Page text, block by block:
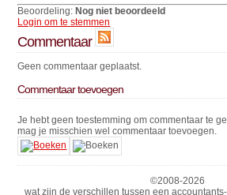
Beoordeling:Nog niet beoordeeld
Login om te stemmen
Commentaar
Geen commentaar geplaatst.
Commentaar toevoegen
Je hebt geen toestemming om commentaar te
mag je misschien wel commentaar toevoegen.
©2008-2026
wat zijn de verschillen tussen een